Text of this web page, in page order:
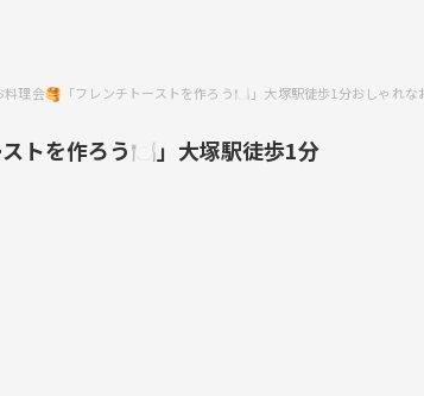
料理会🥞「フレンチトーストを作ろう🍽️」大塚駅徒歩1分おしゃれ
ストを作ろう🍽️」大塚駅徒歩1分